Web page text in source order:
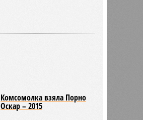
Комсомолка взяла Порно
Оскар – 2015